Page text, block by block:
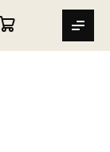
MIN VARUKORG